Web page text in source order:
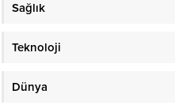
Sağlık
Teknoloji
Dünya